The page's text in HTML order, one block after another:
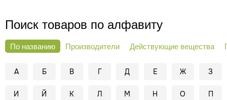
Поиск товаров по алфавиту
По названию Производители Действующие вещества
А Б В Г Д Е Ж З
И Й К Л М Н О П